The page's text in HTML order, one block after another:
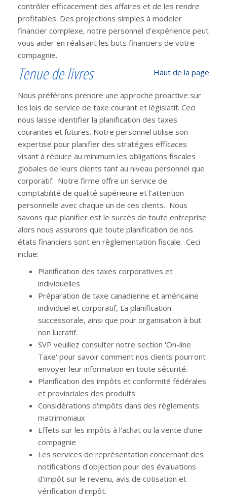
contrôler efficacement des affaires et de les rendre
profitables. Des projections simples à modeler
financier complexe, notre personnel d'expérience peut
vous aider en réalisant les buts financiers de votre
compagnie.
Haut de la page
Tenue de livres
Nous préférons prendre une approche proactive sur
les lois de service de taxe courant et législatif. Ceci
nous laisse identifier la planification des taxes
courantes et futures. Notre personnel utilise son
expertise pour planifier des stratégies efficaces
visant à réduire au minimum les obligations fiscales
globales de leurs clients tant au niveau personnel que
corporatif. Notre firme offre un service de
comptabilité de qualité supérieure et l’attention
personnelle avec chaque un de ces clients. Nous
savons que planifier est le succès de toute entreprise
alors nous assurons que toute planification de nos
états financiers sont en règlementation fiscale. Ceci
inclue:
Planification des taxes corporatives et
individuelles
Préparation de taxe canadienne et américaine
individuel et corporatif, La planification
successorale, ainsi que pour organisation à but
non lucratif.
SVP veuillez consulter notre section 'On-line
Taxe' pour savoir comment nos clients pourront
envoyer leur information en toute sécurité.
Planification des impôts et conformité fédérales
et provinciales des produits
Considérations d'impôts dans des règlements
matrimoniaux
Effets sur les impôts à l'achat ou la vente d'une
compagnie
Les services de représentation concernant des
notifications d'objection pour des évaluations
d'impôt sur le revenu, avis de cotisation et
vérification d'impôt.